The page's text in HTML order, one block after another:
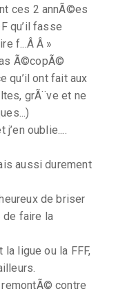
ces 2 annÃ©es
qu’il fasse
f...Â Â »
Ã©copÃ©
qu’il ont fait aux
grÃ¨ve et ne
oublie....
aussi durement
de briser
de faire la
ligue ou la FFF,
contre